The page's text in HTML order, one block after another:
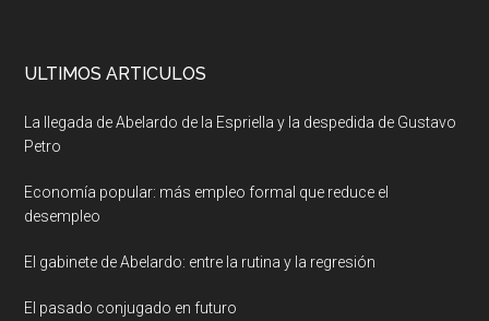
ULTIMOS ARTICULOS
La llegada de Abelardo de la Espriella y la despedida de Gustavo
Petro
Economía popular: más empleo formal que reduce el
desempleo
El gabinete de Abelardo: entre la rutina y la regresión
El pasado conjugado en futuro